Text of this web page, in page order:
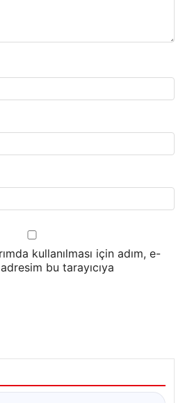
kullanılması için adım, e-
bu tarayıcıya